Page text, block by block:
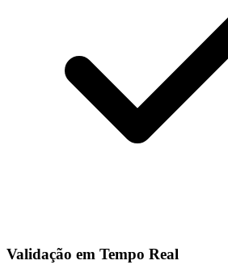
Validação em Tempo Real